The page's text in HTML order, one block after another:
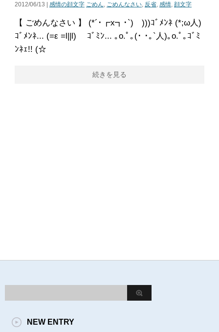
2012/06/13 | 感情の顔文字 ごめん, ごめんなさい, 反省, 感情, 顔文字
【 ごめんなさい 】 (*´･┏x┓･`)ゞ)))ｺﾞﾒﾝﾈ (*;ω人)
ｺﾞﾒﾝﾈ... (=ε =l||l)ゞ ｺﾞﾐﾝ... ｡o.ﾟ｡(･ ･｡`人)｡o.ﾟ｡ｺﾞﾐ
ﾝﾈｪ!! (☆
続きを見る
NEW ENTRY